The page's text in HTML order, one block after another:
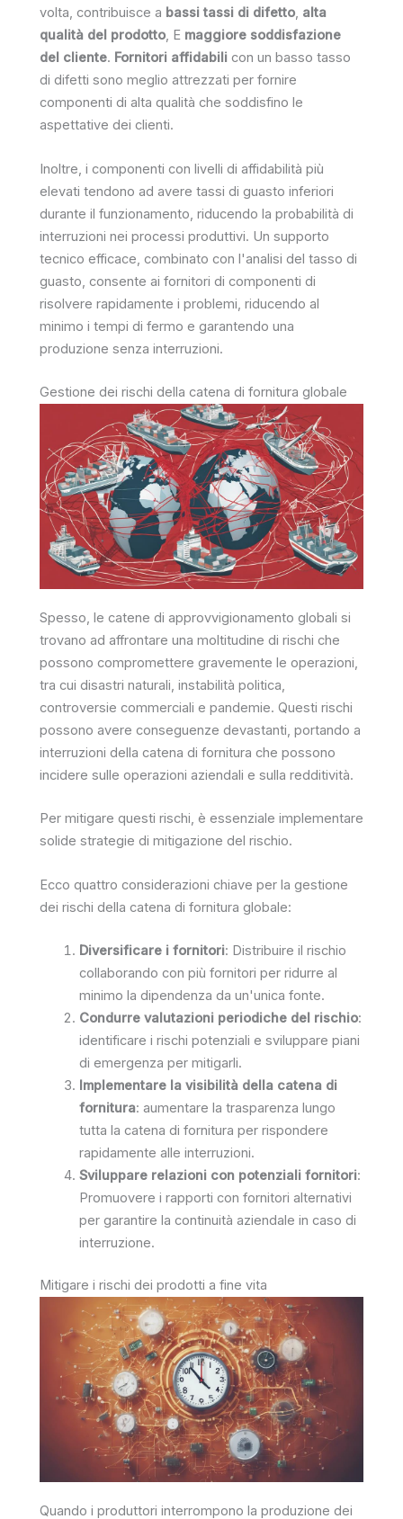
volta, contribuisce a bassi tassi di difetto, alta
qualità del prodotto, E maggiore soddisfazione
del cliente. Fornitori affidabili con un basso tasso
di difetti sono meglio attrezzati per fornire
componenti di alta qualità che soddisfino le
aspettative dei clienti.
Inoltre, i componenti con livelli di affidabilità più
elevati tendono ad avere tassi di guasto inferiori
durante il funzionamento, riducendo la probabilità di
interruzioni nei processi produttivi. Un supporto
tecnico efficace, combinato con l'analisi del tasso di
guasto, consente ai fornitori di componenti di
risolvere rapidamente i problemi, riducendo al
minimo i tempi di fermo e garantendo una
produzione senza interruzioni.
Gestione dei rischi della catena di fornitura globale
Spesso, le catene di approvvigionamento globali si
trovano ad affrontare una moltitudine di rischi che
possono compromettere gravemente le operazioni,
tra cui disastri naturali, instabilità politica,
controversie commerciali e pandemie. Questi rischi
possono avere conseguenze devastanti, portando a
interruzioni della catena di fornitura che possono
incidere sulle operazioni aziendali e sulla redditività.
Per mitigare questi rischi, è essenziale implementare
solide strategie di mitigazione del rischio.
Ecco quattro considerazioni chiave per la gestione
dei rischi della catena di fornitura globale:
Diversificare i fornitori: Distribuire il rischio
collaborando con più fornitori per ridurre al
minimo la dipendenza da un'unica fonte.
Condurre valutazioni periodiche del rischio:
identificare i rischi potenziali e sviluppare piani
di emergenza per mitigarli.
Implementare la visibilità della catena di
fornitura: aumentare la trasparenza lungo
tutta la catena di fornitura per rispondere
rapidamente alle interruzioni.
Sviluppare relazioni con potenziali fornitori:
Promuovere i rapporti con fornitori alternativi
per garantire la continuità aziendale in caso di
interruzione.
Mitigare i rischi dei prodotti a fine vita
Quando i produttori interrompono la produzione dei